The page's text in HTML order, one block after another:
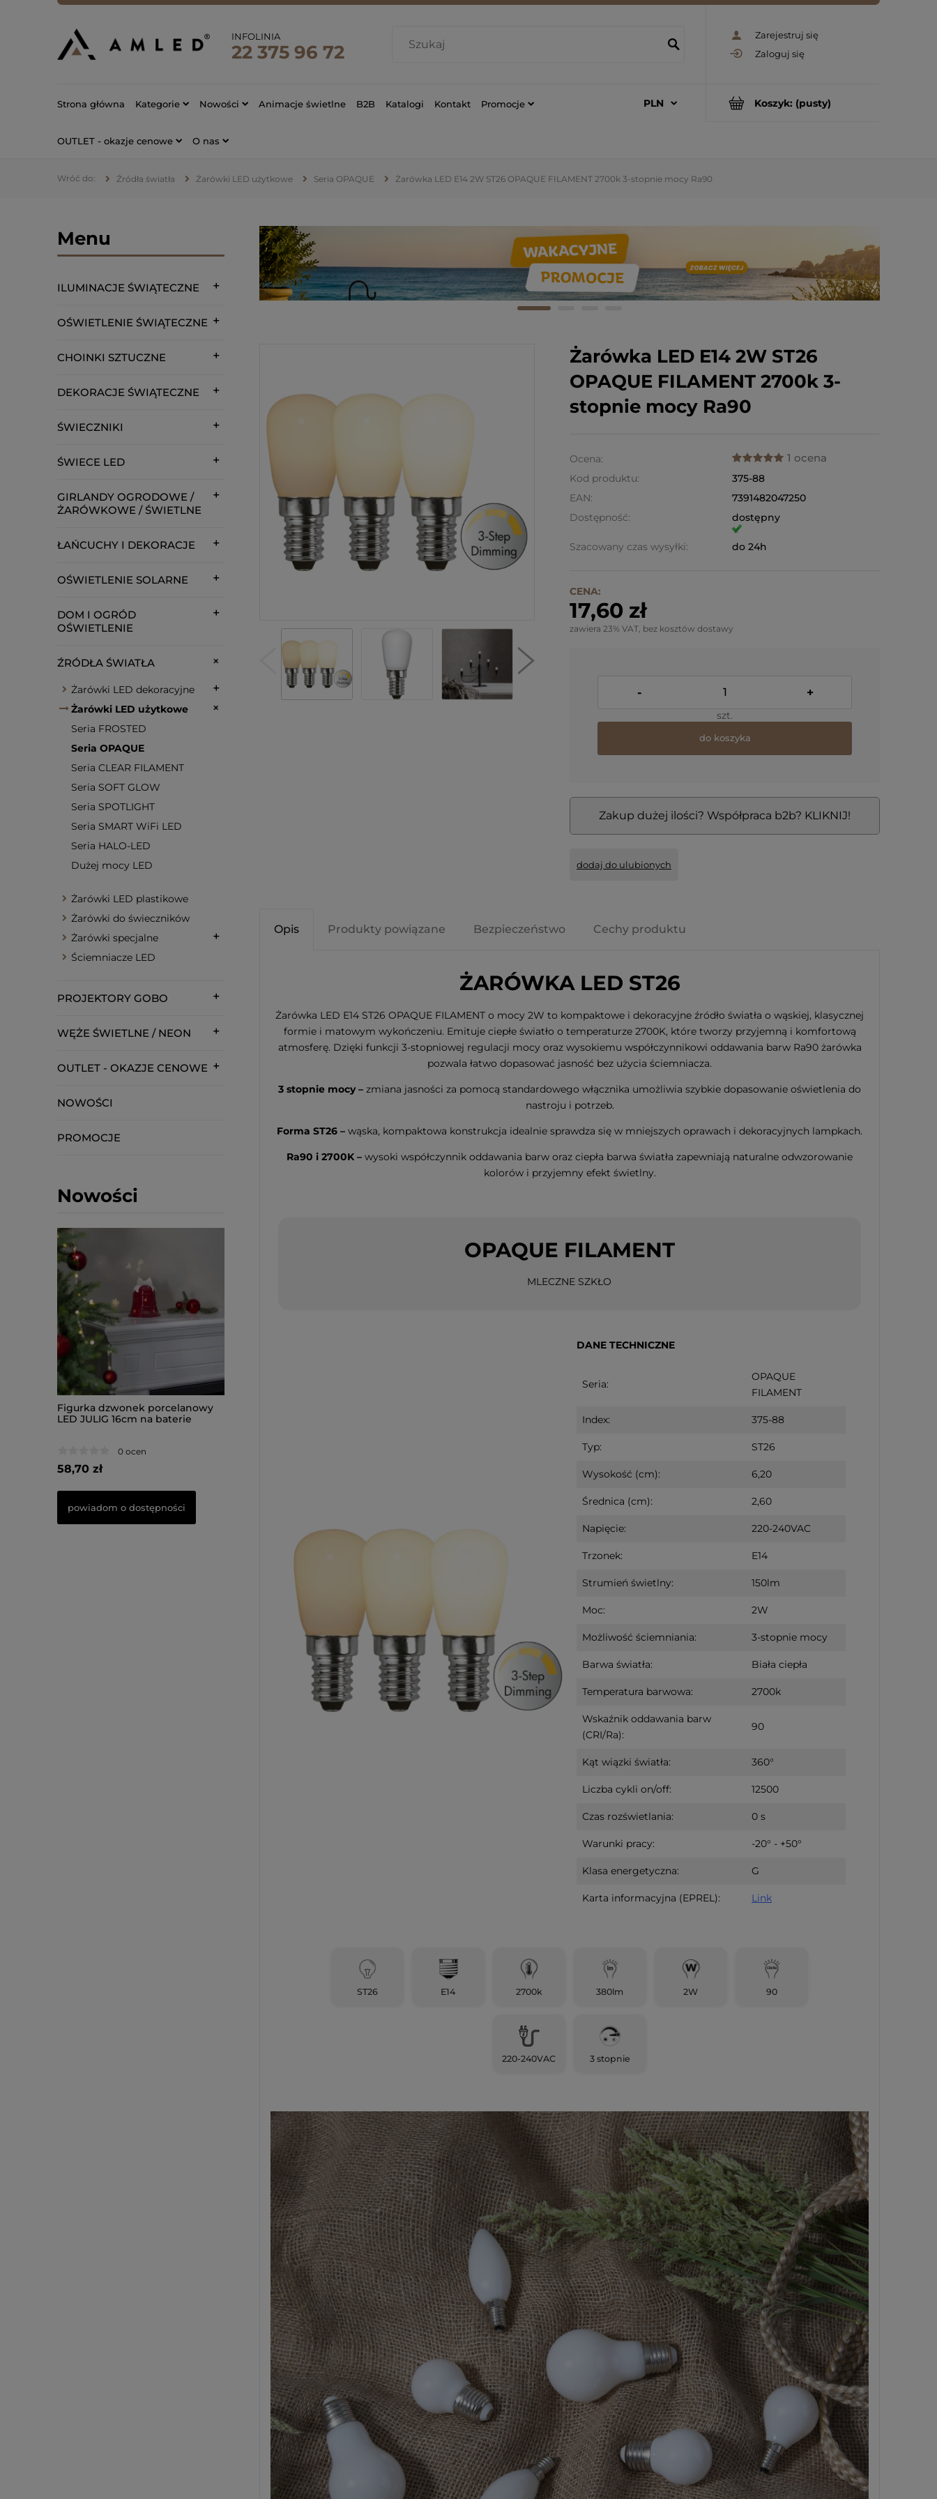
Zarejestruj się
Zaloguj się
INFOLINIA
22 375 96 72
Koszyk: (pusty)
Strona główna Kategorie Nowości Animacje świetlne B2B Katalogi Kontakt Promocje
OUTLET - okazje cenowe O nas
Źródła światła Żarówki LED użytkowe Seria OPAQUE Żarówka LED E14 2W ST26 OPAQUE FILAMENT 2700k 3-stopnie mocy Ra90
Menu
ILUMINACJE ŚWIĄTECZNE
OŚWIETLENIE ŚWIĄTECZNE
CHOINKI SZTUCZNE
DEKORACJE ŚWIĄTECZNE
ŚWIECZNIKI
ŚWIECE LED
GIRLANDY OGRODOWE /
ŻARÓWKOWE / ŚWIETLNE
ŁAŃCUCHY I DEKORACJE
OŚWIETLENIE SOLARNE
DOM I OGRÓD
OŚWIETLENIE
ŹRÓDŁA ŚWIATŁA
Żarówki LED dekoracyjne
Żarówki LED użytkowe
Seria FROSTED
Seria OPAQUE
Seria CLEAR FILAMENT
Seria SOFT GLOW
Seria SPOTLIGHT
Seria SMART WiFi LED
Seria HALO-LED
Dużej mocy LED
Żarówki LED plastikowe
Żarówki do świeczników
Żarówki specjalne
Ściemniacze LED
PROJEKTORY GOBO
WĘŻE ŚWIETLNE / NEON
OUTLET - OKAZJE CENOWE
NOWOŚCI
PROMOCJE
Nowości
Figurka dzwonek porcelanowy
LED JULIG 16cm na baterie
0 ocen
58,70 zł
powiadom o dostępności
choinka Led CANDY TREE 16cm
33,70 zł
do koszyka
Żarówka LED E14 2W ST26
OPAQUE FILAMENT 2700k 3-
stopnie mocy Ra90
Ocena: 1 ocena
Kod produktu:
375-88
EAN:
7391482047250
Dostępność:
dostępny
Szacowany czas wysyłki: do 24h
CENA:
17,60 zł
zawiera 23% VAT, bez kosztów dostawy
- +
szt.
do koszyka
Zakup dużej ilości? Współpraca b2b? KLIKNIJ!
dodaj do ulubionych
Opis Produkty powiązane Bezpieczeństwo Cechy produktu
ŻARÓWKA LED ST26
Żarówka LED E14 ST26 OPAQUE FILAMENT o mocy 2W to kompaktowe i dekoracyjne źródło światła o wąskiej, klasycznej
formie i matowym wykończeniu. Emituje ciepłe światło o temperaturze 2700K, które tworzy przyjemną i komfortową
atmosferę. Dzięki funkcji 3-stopniowej regulacji mocy oraz wysokiemu współczynnikowi oddawania barw Ra90 żarówka
pozwala łatwo dopasować jasność bez użycia ściemniacza.
3 stopnie mocy – zmiana jasności za pomocą standardowego włącznika umożliwia szybkie dopasowanie oświetlenia do
nastroju i potrzeb.
Forma ST26 – wąska, kompaktowa konstrukcja idealnie sprawdza się w mniejszych oprawach i dekoracyjnych lampkach.
Ra90 i 2700K – wysoki współczynnik oddawania barw oraz ciepła barwa światła zapewniają naturalne odwzorowanie
kolorów i przyjemny efekt świetlny.
OPAQUE FILAMENT
MLECZNE SZKŁO
DANE TECHNICZNE
Seria:
OPAQUE
FILAMENT
Index: 375-88
Typ: ST26
Wysokość (cm): 6,20
Średnica (cm): 2,60
Napięcie: 220-240VAC
Trzonek: E14
Strumień świetlny: 150lm
Moc: 2W
Możliwość ściemniania: 3-stopnie mocy
Barwa światła: Biała ciepła
Temperatura barwowa: 2700k
Wskaźnik oddawania barw
(CRI/Ra):
90
Kąt wiązki światła: 360°
Liczba cykli on/off: 12500
Czas rozświetlania: 0 s
Warunki pracy: -20° - +50°
Klasa energetyczna: G
Karta informacyjna (EPREL): Link
ST26 E14 2700k 380lm 2W 90
220-240VAC 3 stopnie